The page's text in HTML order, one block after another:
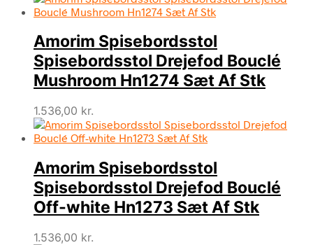
Amorim Spisebordsstol
Spisebordsstol Drejefod Bouclé
Mushroom Hn1274 Sæt Af Stk
1.536,00 kr.
Amorim Spisebordsstol
Spisebordsstol Drejefod Bouclé
Off-white Hn1273 Sæt Af Stk
1.536,00 kr.